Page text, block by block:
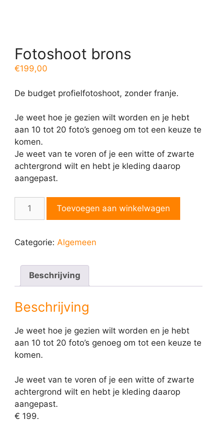
Fotoshoot brons
€199,00
De budget profielfotoshoot, zonder franje.
Je weet hoe je gezien wilt worden en je hebt
aan 10 tot 20 foto’s genoeg om tot een keuze te
komen.
Je weet van te voren of je een witte of zwarte
achtergrond wilt en hebt je kleding daarop
aangepast.
brons
Toevoegen aan winkelwagen
Categorie: Algemeen
Beschrijving
Beschrijving
Je weet hoe je gezien wilt worden en je hebt
aan 10 tot 20 foto’s genoeg om tot een keuze te
komen.
Je weet van te voren of je een witte of zwarte
achtergrond wilt en hebt je kleding daarop
aangepast.
€ 199.